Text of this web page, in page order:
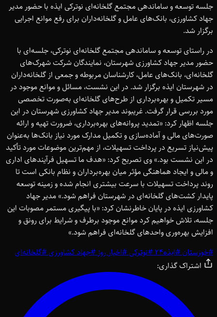
جلسه توسعه و ساماندهی مجتمع گلخانه‌ای نوترکی ایذه با حضور مدیر
جهاد کشاورزی، بانک‌های عامل و گلخانه‌داران برای رفع موانع اجرایی
برگزار شد.
در راستای توسعه و ساماندهی مجتمع گلخانه‌ای نوترکی، جلسه‌ای با
حضور مدیر جهاد کشاورزی شهرستان، نمایندگان شرکت شهرک‌های
گلخانه‌ای، بانک‌های عامل، کارشناسان مربوطه و جمعی از گلخانه‌داران
در شهرستان ایذه برگزار شد. در این نشست، مسائل و موانع موجود در
مسیر تکمیل و بهره‌برداری از طرح‌های گلخانه‌ای به‌صورت تخصصی
مورد بررسی قرار گرفت. غریبوند مدیر جهاد کشاورزی شهرستان در این
جلسه اظهار کرد: «تمدید پروانه‌های بهره‌برداری، ضرورت تهیه و ارائه
صورت‌های مالی و آماده‌سازی و تکمیل مدارک مورد نیاز بانک‌ها به‌عنوان
پیش‌نیاز تسریع در پرداخت تسهیلات، از مهم‌ترین موضوعات مورد تأکید
در این نشست بود.» وی تصریح کرد: «هدف ما تسهیل فرآیندهای اداری
و مالی و ایجاد هماهنگی مؤثر میان بهره‌برداران و نظام بانکی است تا
روند پرداخت تسهیلات با سرعت بیشتری انجام شده و زمینه توسعه
پایدار کشت‌های گلخانه‌ای در شهرستان فراهم شود.» مدیر جهاد
کشاورزی ایذه در پایان خاطرنشان کرد: «با پیگیری مستمر مصوبات این
جلسه، تلاش خواهیم کرد موانع موجود برطرف و شرایط برای رونق و
افزایش بهره‌وری واحدهای گلخانه‌ای فراهم شود.»
#خوزستان#ایذه24 #نوترکی#اخبار روز#جهاد کشاورزی#گلخانه‌ای
اشتراک گذاری: